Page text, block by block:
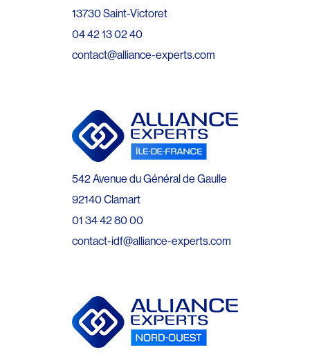
13730 Saint-Victoret
04 42 13 02 40
contact@alliance-experts.com
542 Avenue du Général de Gaulle
92140 Clamart
01 34 42 80 00
contact-idf@alliance-experts.com